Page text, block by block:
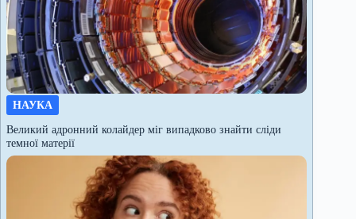
НАУКА
Великий адронний колайдер міг випадково знайти сліди
темної матерії